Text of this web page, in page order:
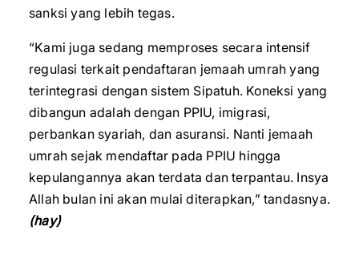
sanksi yang lebih tegas.
“Kami juga sedang memproses secara intensif
regulasi terkait pendaftaran jemaah umrah yang
terintegrasi dengan sistem Sipatuh. Koneksi yang
dibangun adalah dengan PPIU, imigrasi,
perbankan syariah, dan asuransi. Nanti jemaah
umrah sejak mendaftar pada PPIU hingga
kepulangannya akan terdata dan terpantau. Insya
Allah bulan ini akan mulai diterapkan,” tandasnya.
(hay)